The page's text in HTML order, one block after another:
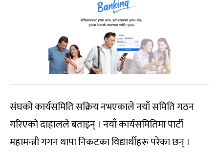
संघको कार्यसमिति सक्रिय नभएकाले नयाँ समिति गठन
गरिएको दाहालले बताइन् । नयाँ कार्यसमितिमा पार्टी
महामन्त्री गगन थापा निकटका विद्यार्थीहरू परेका छन् ।